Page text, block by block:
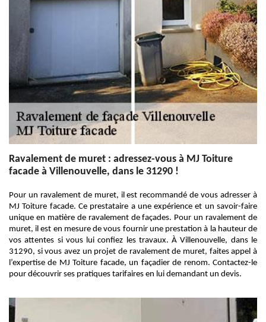
Ravalement de muret : adressez-vous à MJ Toiture
facade à Villenouvelle, dans le 31290 !
Pour un ravalement de muret, il est recommandé de vous adresser à
MJ Toiture facade. Ce prestataire a une expérience et un savoir-faire
unique en matière de ravalement de façades. Pour un ravalement de
muret, il est en mesure de vous fournir une prestation à la hauteur de
vos attentes si vous lui confiez les travaux. À Villenouvelle, dans le
31290, si vous avez un projet de ravalement de muret, faites appel à
l’expertise de MJ Toiture facade, un façadier de renom. Contactez-le
pour découvrir ses pratiques tarifaires en lui demandant un devis.